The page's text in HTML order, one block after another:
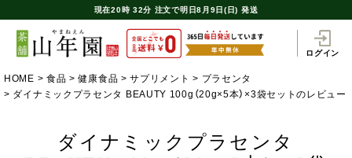
現在20時 32分 注文で明日8月9日(日) 発送
ログイン
HOME 食品 健康食品 サプリメント
プラセンタ
ダイナミックプラセンタ BEAUTY 100g（20g×5本）×3袋セットのレビュー
ダイナミックプラセンタ